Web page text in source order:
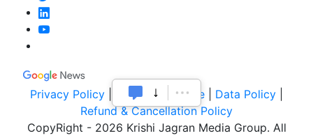
Privacy Policy Terms of Service Data Policy
Refund & Cancellation Policy
CopyRight - 2026 Krishi Jagran Media Group. All